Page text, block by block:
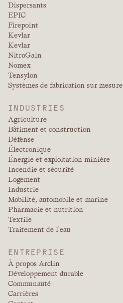
Dispersants
EPIC
Firepoint
Kevlar
Kevlar
NitroGain
Nomex
Tensylon
Systèmes de fabrication sur mesure
INDUSTRIES
Agriculture
Bâtiment et construction
Défense
Électronique
Énergie et exploitation minière
Incendie et sécurité
Logement
Industrie
Mobilité, automobile et marine
Pharmacie et nutrition
Textile
Traitement de l'eau
ENTREPRISE
À propos Arclin
Développement durable
Communauté
Carrières